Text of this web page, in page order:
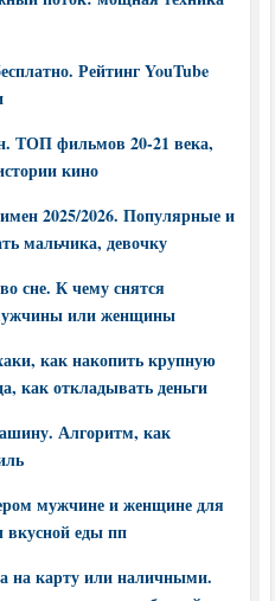
Рейтинг YouTube
ТОП фильмов 20-21 века,
кино
2025/2026. Популярные и
мальчика, девочку
сне. К чему снятся
или женщины
как накопить крупную
как откладывать деньги
Алгоритм, как
мужчине и женщине для
вкусной еды пп
на карту или наличными.